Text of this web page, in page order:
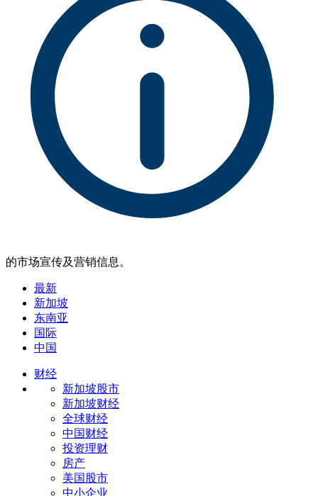
的市场宣传及营销信息。
最新
新加坡
东南亚
国际
中国
财经
新加坡股市
新加坡财经
全球财经
中国财经
投资理财
房产
美国股市
中小企业